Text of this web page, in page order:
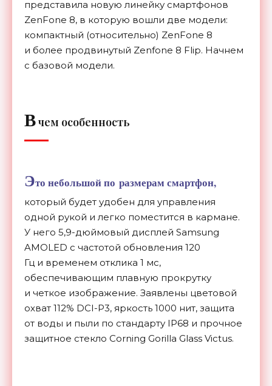
представила новую линейку смартфонов
ZenFone 8, в которую вошли две модели:
компактный (относительно) ZenFone 8
и более продвинутый Zenfone 8 Flip. Начнем
с базовой модели.
Вчем особенность
Это небольшой по размерам смартфон,
который будет удобен для управления
одной рукой и легко поместится в кармане.
У него 5,9-дюймовый дисплей Samsung
AMOLED с частотой обновления 120
Гц и временем отклика 1 мс,
обеспечивающим плавную прокрутку
и четкое изображение. Заявлены цветовой
охват 112% DCI-P3, яркость 1000 нит, защита
от воды и пыли по стандарту IP68 и прочное
защитное стекло Corning Gorilla Glass Victus.